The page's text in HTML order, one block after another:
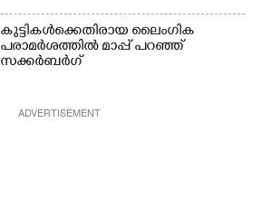
കുട്ടികൾക്കെതിരായ ലൈംഗിക
പരാമർശത്തിൽ മാപ്പ് പറഞ്ഞ്
സക്കർബർഗ്
ADVERTISEMENT